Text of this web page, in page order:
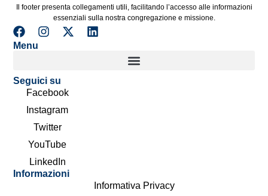
Il footer presenta collegamenti utili, facilitando l’accesso alle informazioni
essenziali sulla nostra congregazione e missione.
Menu
Seguici su
Facebook
Instagram
Twitter
YouTube
LinkedIn
Informazioni
Informativa Privacy